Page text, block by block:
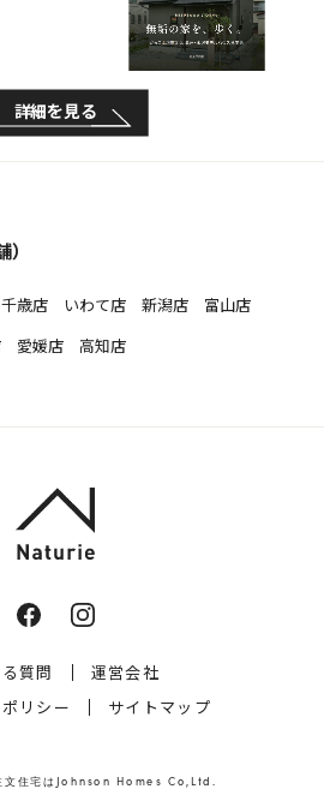
詳細を見る
歳店 いわて店 新潟店
富山店
愛媛店 高知店
質問
運営会社
リシー
サイトマップ
文住宅はJohnson Homes Co,Ltd.